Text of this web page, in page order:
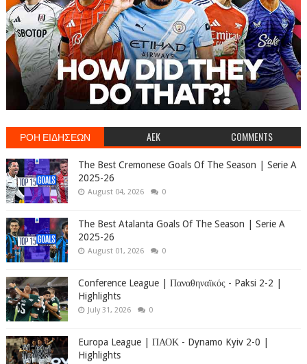
ΡΟΗ ΕΙΔΗΣΕΩΝ AEK COMMENTS
The Best Cremonese Goals Of The Season | Serie A
2025-26
August 04, 2026 0
The Best Atalanta Goals Of The Season | Serie A
2025-26
August 01, 2026 0
Conference League | Παναθηναϊκός - Paksi 2-2 |
Highlights
July 31, 2026 0
Europa League | ΠΑΟΚ - Dynamo Kyiv 2-0 |
Highlights